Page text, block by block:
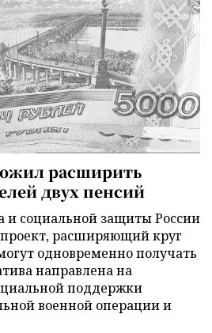
расширить
двух пенсий
и социальной защиты России
расширяющий круг
одновременно получать
направлена на
поддержки
военной операции и